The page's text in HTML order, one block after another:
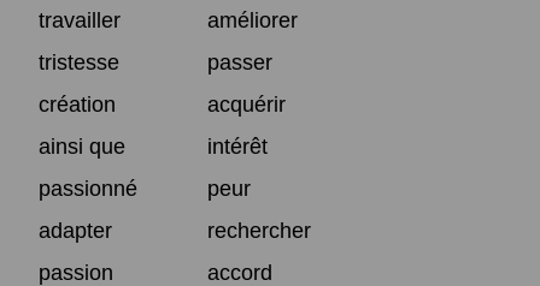
travailler
améliorer
tristesse
passer
création
acquérir
ainsi que
intérêt
passionné
peur
adapter
rechercher
passion
accord